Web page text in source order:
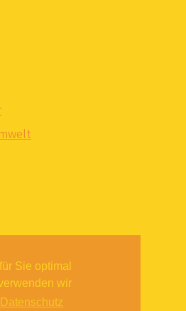
Sie optimal
wir